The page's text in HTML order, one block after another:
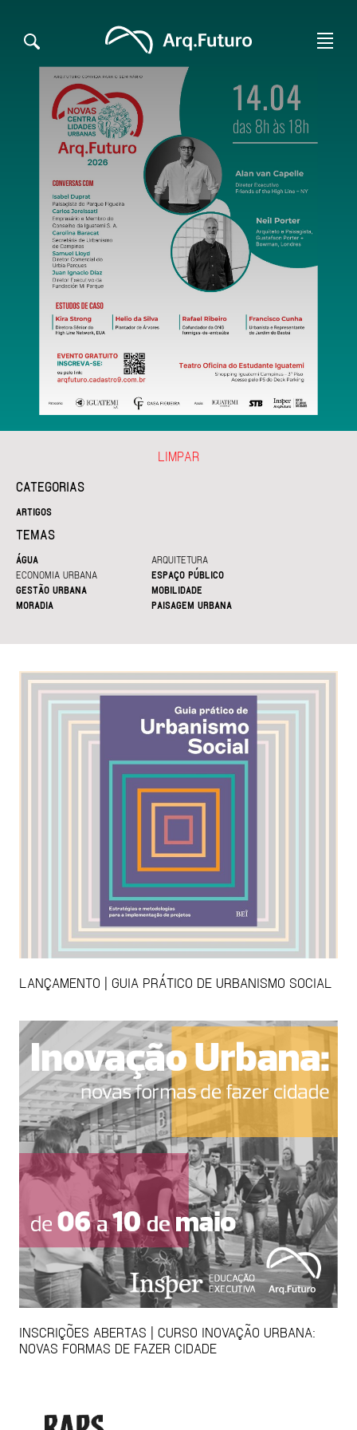
CATEGORIAS
ARTIGOS
TEMAS
ÁGUA
ARQUITETURA
ECONOMIA URBANA
ESPAÇO PÚBLICO
GESTÃO URBANA
MOBILIDADE
MORADIA
PAISAGEM URBANA
LIMPAR
LANÇAMENTO | GUIA PRÁTICO DE URBANISMO SOCIAL
INSCRIÇÕES ABERTAS | CURSO INOVAÇÃO URBANA:
NOVAS FORMAS DE FAZER CIDADE